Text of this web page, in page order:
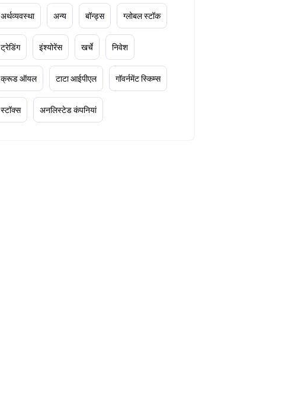
अर्थव्यवस्था अन्य बॉन्ड्स ग्लोबल स्टॉक
ट्रेडिंग इंश्योरेंस खर्चे निवेश
क्रूड ऑयल टाटा आईपीएल गॉवर्नमेंट स्किम्स
स्टॉक्स अनलिस्टेड कंपनियां